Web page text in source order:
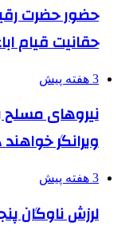
حضور حضرت
حقانیت قیام
3 هفته پیش
نیروهای
ویرانگر خواهند
3 هفته پیش
لرزش ناوگان